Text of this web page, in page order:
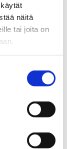
näitä
tai joita on